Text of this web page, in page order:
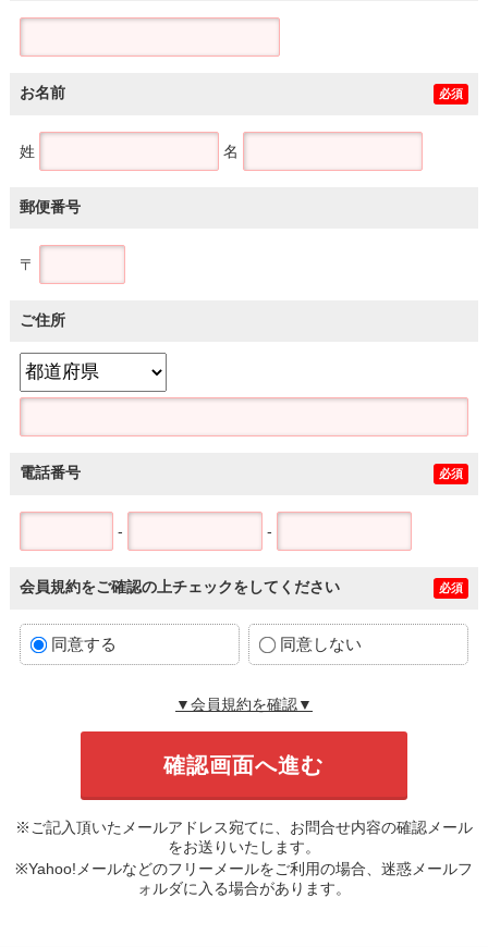
お名前 必須
姓 名
郵便番号
〒
ご住所
電話番号 必須
- -
会員規約をご確認の上チェックをしてください 必須
同意する 同意しない
▼会員規約を確認▼
※ご記入頂いたメールアドレス宛てに、お問合せ内容の確認メール
をお送りいたします。
※Yahoo!メールなどのフリーメールをご利用の場合、迷惑メールフ
ォルダに入る場合があります。